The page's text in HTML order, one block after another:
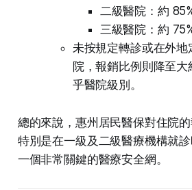
二級醫院：約
三級醫院：約
未按規定轉診或在外地
院，報銷比例則降至
乎醫院級別。
總的來說，惠州居民醫保對住院
特別是在一級及二級醫療機構就
一個非常關鍵的醫療安全網。